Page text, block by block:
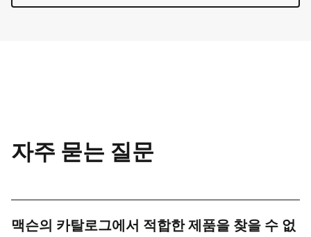
자주 묻는 질문
맥슨의 카탈로그에서 적합한 제품을 찾을 수 없